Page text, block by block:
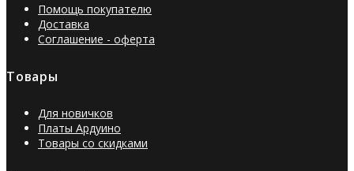
Помощь покупателю
Доставка
Соглашение - оферта
Товары
Для новичков
Платы Ардуино
Товары со скидками